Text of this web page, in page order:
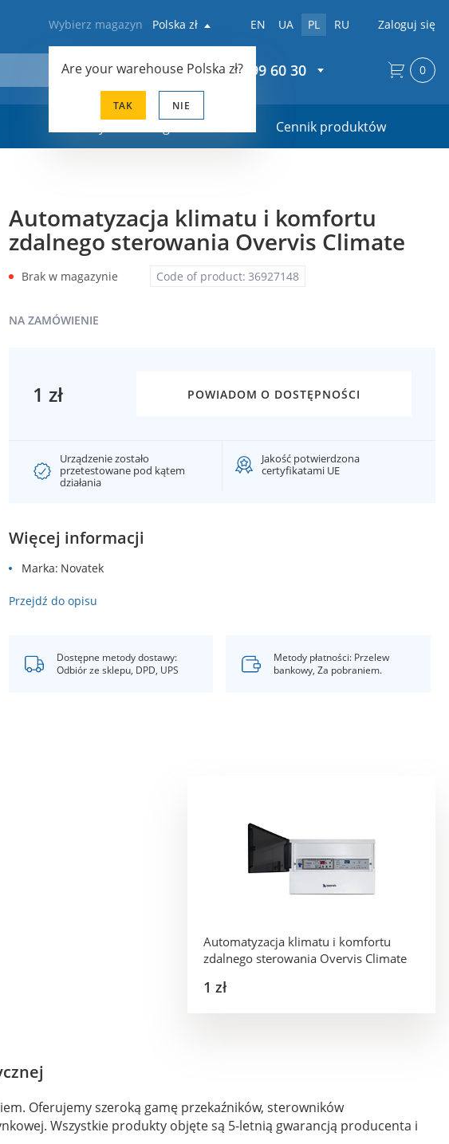
Wybierz magazyn Polska zł
Are your warehouse Polska zł?
TAK NIE
EN UA PL RU Zaloguj się
+48 22 299 60 30
Cennik produktów
0
Automatyzacja klimatu i komfortu
zdalnego sterowania Overvis Climate
Code of product: 36927148
Brak w magazynie
NA ZAMÓWIENIE
1 zł POWIADOM O DOSTĘPNOŚCI
Urządzenie zostało
przetestowane pod kątem
działania
Jakość potwierdzona
certyfikatami UE
Więcej informacji
Marka Novatek
Przejdź do opisu
Dostępne metody dostawy:
Odbiór ze sklepu, DPD, UPS
Metody płatności: Przelew
bankowy, Za pobraniem.
Automatyzacja klimatu i komfortu
zdalnego sterowania Overvis Climate
1 zł
Oferujemy szeroką gamę przekaźników, sterowników
Wszystkie produkty objęte są 5-letnią gwarancją producenta i